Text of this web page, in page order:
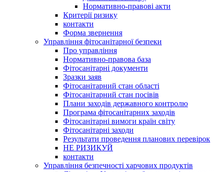
Нормативно-правові акти
Критерії ризику
контакти
Форма звернення
Управління фітосанітарної безпеки
Про управління
Нормативно-правова база
Фітосанітарні документи
Зразки заяв
Фітосанітарний стан області
Фітосанітарний стан посівів
Плани заходів державного контролю
Програма фітосанітарних заходів
Фітосанітарні вимоги країн світу
Фітосанітарні заходи
Результати проведення планових перевірок
НЕ РИЗИКУЙ
контакти
Управління безпечності харчових продуктів